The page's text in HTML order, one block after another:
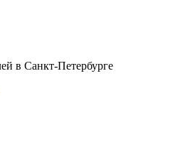
в Санкт-Петербурге